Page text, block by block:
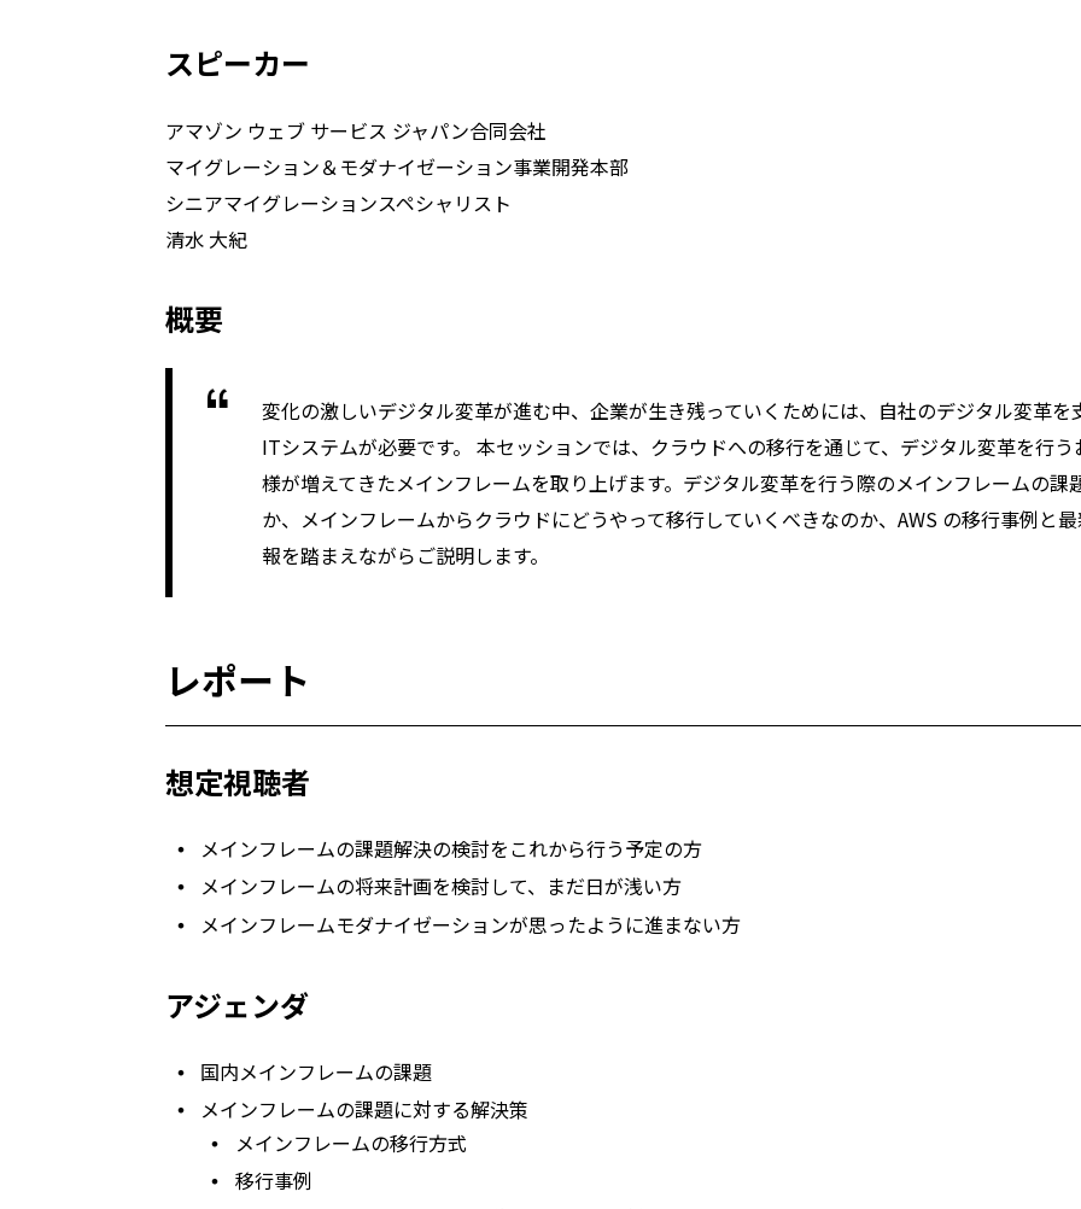
スピーカー
アマゾン ウェブ サービス ジャパン合同会社
マイグレーション＆モダナイゼーション事業開発本部
シニアマイグレーションスペシャリスト
清水 大紀
概要
変化の激しいデジタル変革が進む中、企業が生き残っていくためには、自社のデジタル変革を
ITシステムが必要です。 本セッションでは、クラウドへの移行を通じて、デジタル変革を行う
様が増えてきたメインフレームを取り上げます。デジタル変革を行う際のメインフレームの課
か、メインフレームからクラウドにどうやって移行していくべきなのか、AWS の移行事例と
報を踏まえながらご説明します。
レポート
想定視聴者
メインフレームの課題解決の検討をこれから行う予定の方
メインフレームの将来計画を検討して、まだ日が浅い方
メインフレームモダナイゼーションが思ったように進まない方
アジェンダ
国内メインフレームの課題
メインフレームの課題に対する解決策
メインフレームの移行方式
移行事例